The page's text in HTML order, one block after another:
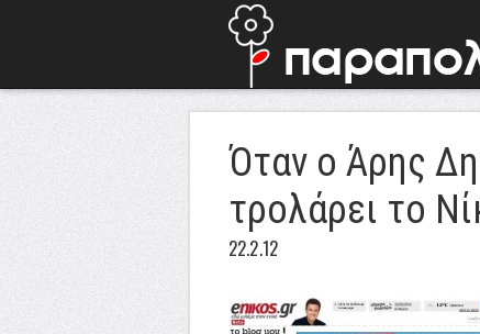
Όταν ο Άρης
τρολάρει το
22.2.12